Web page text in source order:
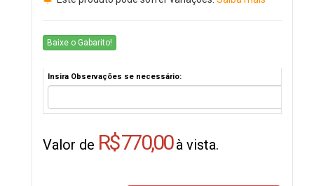
Baixe o Gabarito!
Insira Observações se necessário:
Valor de R$ 770,00à vista.